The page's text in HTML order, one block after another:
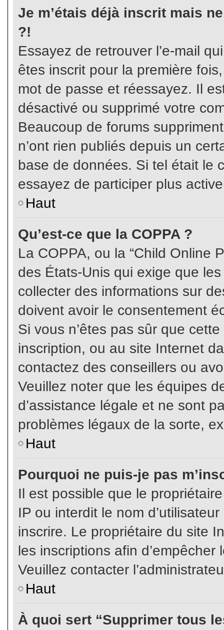
Je m’étais déjà inscrit mais
?!
Essayez de retrouver l’e-mail
êtes inscrit pour la première
mot de passe et réessayez. Il
désactivé ou supprimé votre
Beaucoup de forums
n’ont rien publiés depuis un
base de données. Si tel était le
essayez de participer plus
Haut
Qu’est-ce que la COPPA ?
La COPPA, ou la “Child Online
des États-Unis qui exige que
collecter des informations sur
doivent avoir le consentement
Si vous n’êtes pas sûr que
inscription, ou au site Internet
contactez des conseillers ou
Veuillez noter que les équipes
d’assistance légale et ne sont
problèmes légaux de la sorte,
Haut
Pourquoi ne puis-je pas
Il est possible que le
IP ou interdit le nom
inscrire. Le propriétaire du site
les inscriptions afin d’empêcher
Veuillez contacter
Haut
À quoi sert “Supprimer tous